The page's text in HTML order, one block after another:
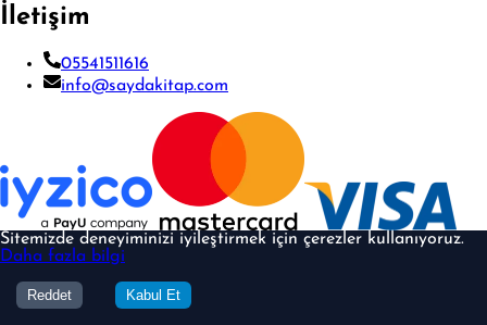
İletişim
05541511616
info@saydakitap.com
© 2026 Sayda Yayınları · Tüm Hakları Saklıdır
Sitemizde deneyiminizi iyileştirmek için çerezler kullanıyoruz.
Daha fazla bilgi
Reddet Kabul Et